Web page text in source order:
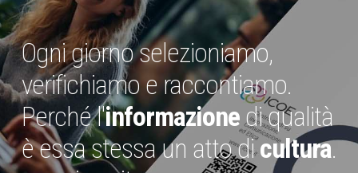
Ogni giorno selezioniamo,
verifichiamo e raccontiamo.
Perché l'informazionedi qualità
è essa stessa un atto dicultura.